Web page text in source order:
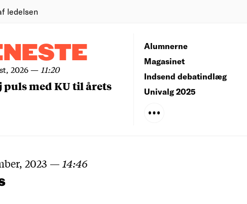
ledelsen
2026— 11:20
puls med KU til årets
Alumnerne
Magasinet
Indsend debatindlæg
Univalg 2025
2023 — 14:46